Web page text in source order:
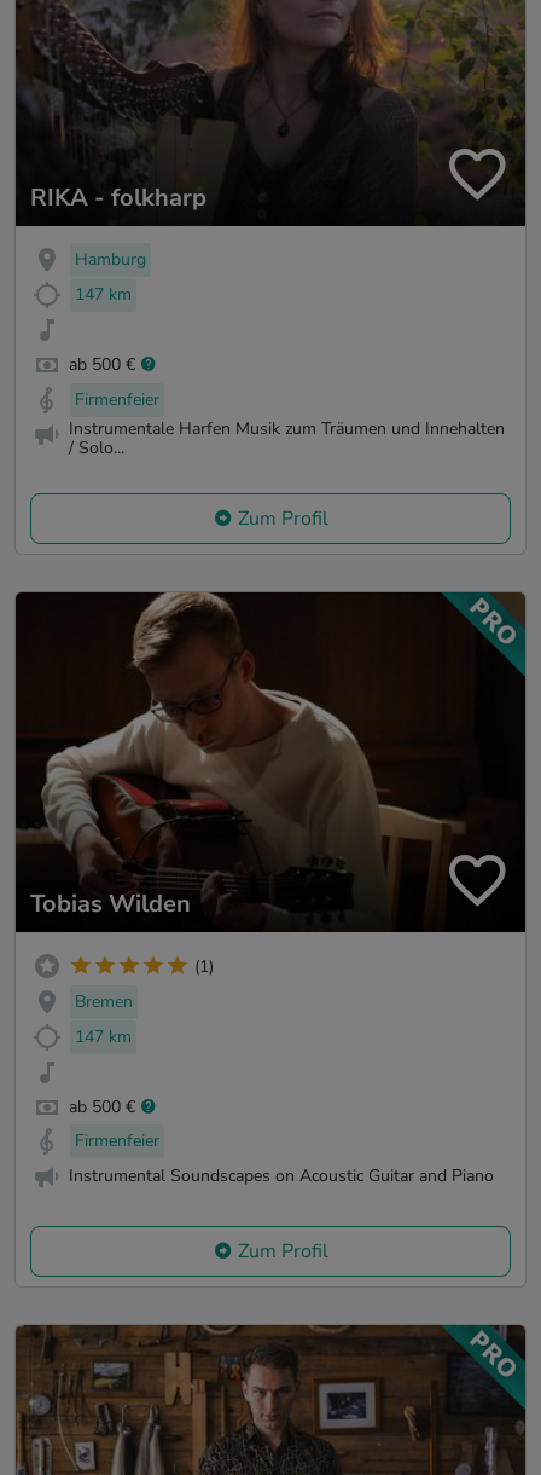
RIKA - folkharp
Hamburg
147 km
ab 500 €
Firmenfeier
Instrumentale Harfen Musik zum Träumen und Innehalten
/ Solo...
Zum Profil
Tobias Wilden
(1)
Bremen
147 km
ab 500 €
Firmenfeier
Instrumental Soundscapes on Acoustic Guitar and Piano
Zum Profil